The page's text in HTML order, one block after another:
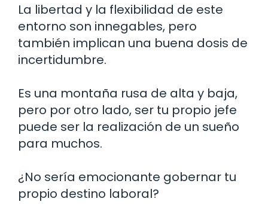
La libertad y la flexibilidad de este
entorno son innegables, pero
también implican una buena dosis de
incertidumbre.
Es una montaña rusa de alta y baja,
pero por otro lado, ser tu propio jefe
puede ser la realización de un sueño
para muchos.
¿No sería emocionante gobernar tu
propio destino laboral?